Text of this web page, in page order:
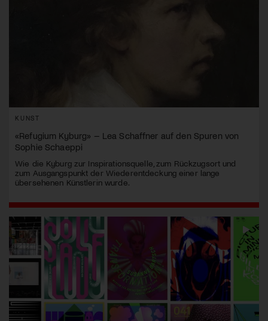
KUNST
«Refugium Kyburg» – Lea Schaffner auf den Spuren von
Sophie Schaeppi
Wie die Kyburg zur Inspirationsquelle, zum Rückzugsort und
zum Ausgangspunkt der Wiederentdeckung einer lange
übersehenen Künstlerin wurde.